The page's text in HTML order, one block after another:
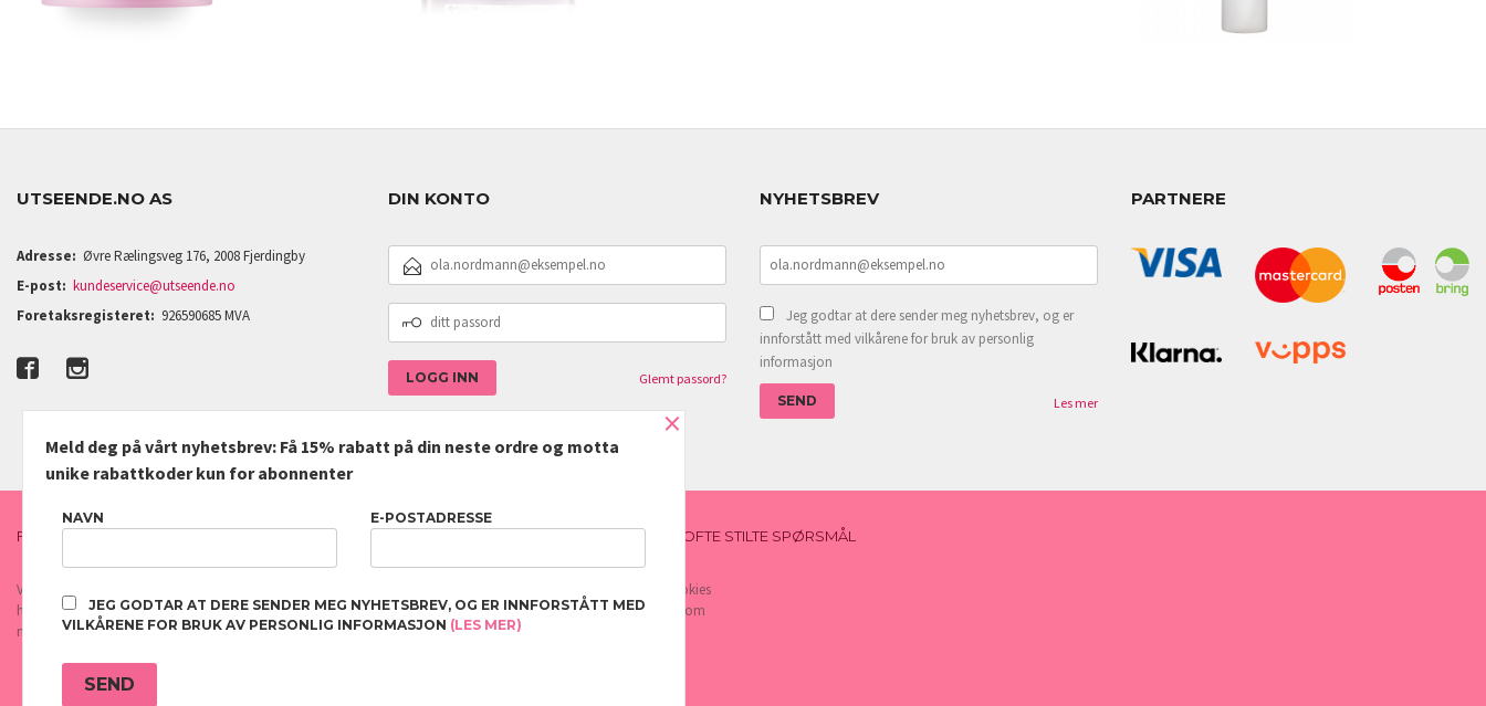
UTSEENDE.NO AS
Adresse: Øvre Rælingsveg 176, 2008 Fjerdingby
E-post: kundeservice@utseende.no
Foretaksregisteret: 926590685 MVA
DIN KONTO
POSTADRESSE
PASSORD
Glemt passord?
NYHETSBREV
Jeg godtar at dere sender meg nyhetsbrev, og er
innforstått med vilkårene for bruk av personlig
informasjon
Les mer
PARTNERE
FRAKT SIKKERHET OG PERSONVERN BLOGG OFTE STILTE SPØRSMÅL
Vår nettbutikk bruker cookies slik at du får en bedre kjøpsopplevelse og vi kan yte deg bedre service. Vi bruker cookies
hovedsaklig til å lagre innloggingsdetaljer og huske hva du har puttet i handlekurven din. Fortsett å bruke siden som
normalt om du godtar dette.Les merellerendre innstillinger for cookies.
×
Meld deg på vårt nyhetsbrev: Få 15% rabatt på din neste ordre og motta
unike rabattkoder kun for abonnenter
NAVN E-POSTADRESSE
JEG GODTAR AT DERE SENDER MEG NYHETSBREV, OG ER INNFORSTÅTT MED
VILKÅRENE FOR BRUK AV PERSONLIG INFORMASJON (LES MER)